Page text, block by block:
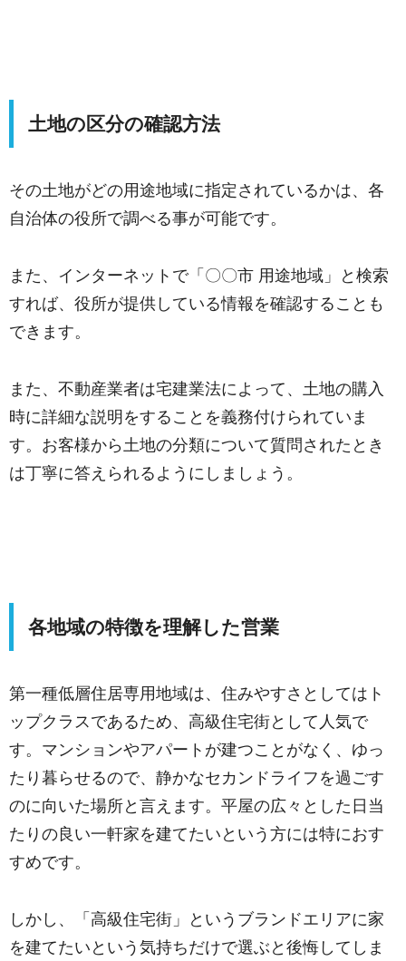
土地の区分の確認方法
その土地がどの用途地域に指定されているかは、各
自治体の役所で調べる事が可能です。
また、インターネットで「〇〇市 用途地域」と検索
すれば、役所が提供している情報を確認することも
できます。
また、不動産業者は宅建業法によって、土地の購入
時に詳細な説明をすることを義務付けられていま
す。お客様から土地の分類について質問されたとき
は丁寧に答えられるようにしましょう。
各地域の特徴を理解した営業
第一種低層住居専用地域は、住みやすさとしてはト
ップクラスであるため、高級住宅街として人気で
す。マンションやアパートが建つことがなく、ゆっ
たり暮らせるので、静かなセカンドライフを過ごす
のに向いた場所と言えます。平屋の広々とした日当
たりの良い一軒家を建てたいという方には特におす
すめです。
しかし、「高級住宅街」というブランドエリアに家
を建てたいという気持ちだけで選ぶと後悔してしま